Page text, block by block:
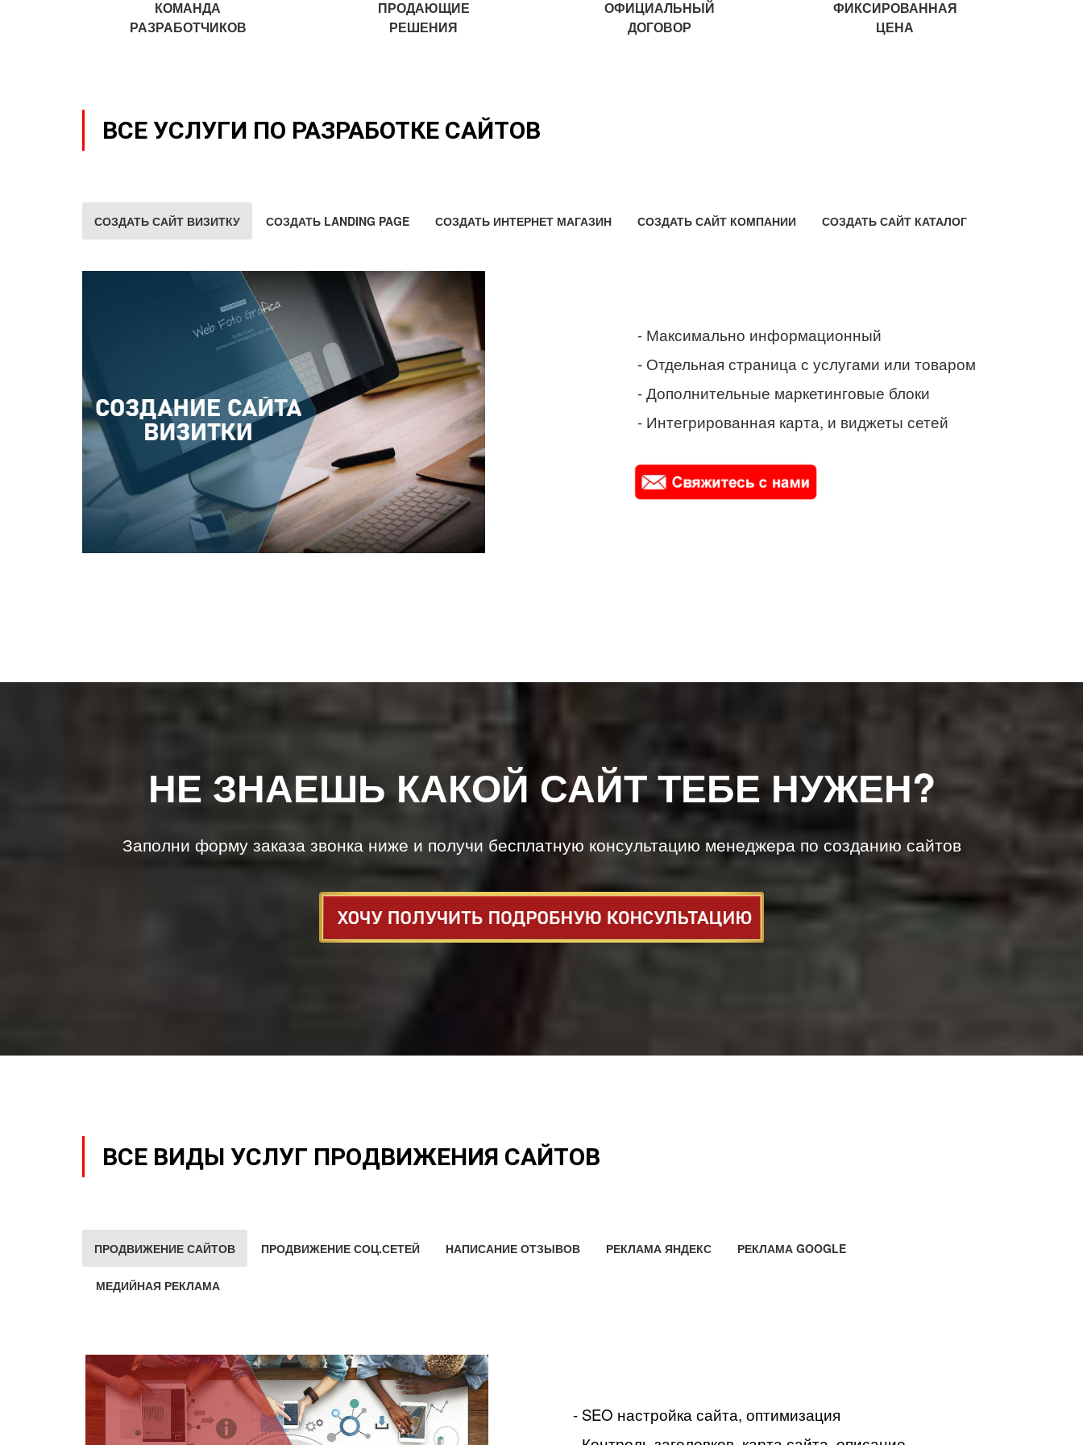
КОМАНДА
РАЗРАБОТЧИКОВ
ПРОДАЮЩИЕ
РЕШЕНИЯ
ОФИЦИАЛЬНЫЙ
ДОГОВОР
ФИКСИРОВАННАЯ
ЦЕНА
ВСЕ УСЛУГИ ПО РАЗРАБОТКЕ САЙТОВ
СОЗДАТЬ САЙТ ВИЗИТКУ СОЗДАТЬ LANDING PAGE СОЗДАТЬ ИНТЕРНЕТ МАГАЗИН СОЗДАТЬ САЙТ КОМПАНИИ СОЗДАТЬ САЙТ КАТАЛОГ
- Максимально информационный
- Отдельная страница с услугами или товаром
- Дополнительные маркетинговые блоки
- Интегрированная карта, и виджеты сетей
НЕ ЗНАЕШЬ КАКОЙ САЙТ ТЕБЕ НУЖЕН?
Заполни форму заказа звонка ниже и получи бесплатную консультацию менеджера по созданию сайтов
ВСЕ ВИДЫ УСЛУГ ПРОДВИЖЕНИЯ САЙТОВ
ПРОДВИЖЕНИЕ САЙТОВ ПРОДВИЖЕНИЕ СОЦ.СЕТЕЙ НАПИСАНИЕ ОТЗЫВОВ РЕКЛАМА ЯНДЕКС РЕКЛАМА GOOGLE
МЕДИЙНАЯ РЕКЛАМА
- SEO настройка сайта, оптимизация